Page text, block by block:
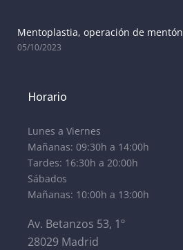
Mentoplastia, operación de mentón
05/10/2023
Horario
Lunes a Viernes
Mañanas: 09:30h a 14:00h
Tardes: 16:30h a 20:00h
Sábados
Mañanas: 10:00h a 13:00h
Av. Betanzos 53, 1º
28029 Madrid